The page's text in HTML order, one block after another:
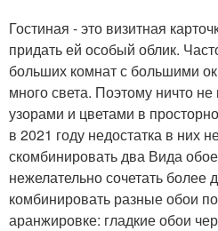
Гостиная - это визитная
придать ей особый облик.
больших комнат с большими
много света. Поэтому ничто
узорами и цветами в
в 2021 году недостатка в них
скомбинировать два Вида
нежелательно сочетать более
комбинировать разные обои
аранжировке: гладкие обои